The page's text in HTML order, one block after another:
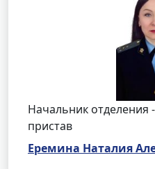
Начальник отделения
пристав
Еремина Наталия